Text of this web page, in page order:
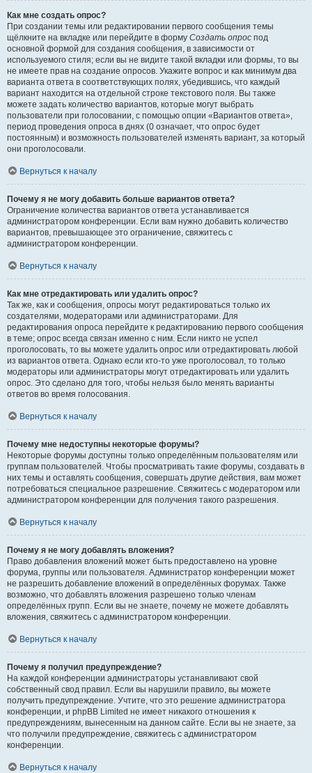
Как мне создать опрос?
При создании темы или редактировании первого сообщения темы
щёлкните на вкладке или перейдите в форму Создать опрос под
основной формой для создания сообщения, в зависимости от
используемого стиля; если вы не видите такой вкладки или формы, то вы
не имеете прав на создание опросов. Укажите вопрос и как минимум два
варианта ответа в соответствующих полях, убедившись, что каждый
вариант находится на отдельной строке текстового поля. Вы также
можете задать количество вариантов, которые могут выбрать
пользователи при голосовании, с помощью опции «Вариантов ответа»,
период проведения опроса в днях (0 означает, что опрос будет
постоянным) и возможность пользователей изменять вариант, за который
они проголосовали.
Вернуться к началу
Почему я не могу добавить больше вариантов ответа?
Ограничение количества вариантов ответа устанавливается
администратором конференции. Если вам нужно добавить количество
вариантов, превышающее это ограничение, свяжитесь с
администратором конференции.
Вернуться к началу
Как мне отредактировать или удалить опрос?
Так же, как и сообщения, опросы могут редактироваться только их
создателями, модераторами или администраторами. Для
редактирования опроса перейдите к редактированию первого сообщения
в теме; опрос всегда связан именно с ним. Если никто не успел
проголосовать, то вы можете удалить опрос или отредактировать любой
из вариантов ответа. Однако если кто-то уже проголосовал, то только
модераторы или администраторы могут отредактировать или удалить
опрос. Это сделано для того, чтобы нельзя было менять варианты
ответов во время голосования.
Вернуться к началу
Почему мне недоступны некоторые форумы?
Некоторые форумы доступны только определённым пользователям или
группам пользователей. Чтобы просматривать такие форумы, создавать в
них темы и оставлять сообщения, совершать другие действия, вам может
потребоваться специальное разрешение. Свяжитесь с модератором или
администратором конференции для получения такого разрешения.
Вернуться к началу
Почему я не могу добавлять вложения?
Право добавления вложений может быть предоставлено на уровне
форума, группы или пользователя. Администратор конференции может
не разрешить добавление вложений в определённых форумах. Также
возможно, что добавлять вложения разрешено только членам
определённых групп. Если вы не знаете, почему не можете добавлять
вложения, свяжитесь с администратором конференции.
Вернуться к началу
Почему я получил предупреждение?
На каждой конференции администраторы устанавливают свой
собственный свод правил. Если вы нарушили правило, вы можете
получить предупреждение. Учтите, что это решение администратора
конференции, и phpBB Limited не имеет никакого отношения к
предупреждениям, вынесенным на данном сайте. Если вы не знаете, за
что получили предупреждение, свяжитесь с администратором
конференции.
Вернуться к началу